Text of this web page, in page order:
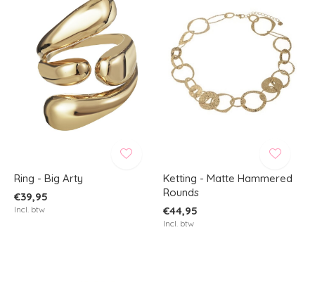
Ring - Big Arty
€39,95
Incl. btw
Ketting - Matte Hammered
Rounds
€44,95
Incl. btw